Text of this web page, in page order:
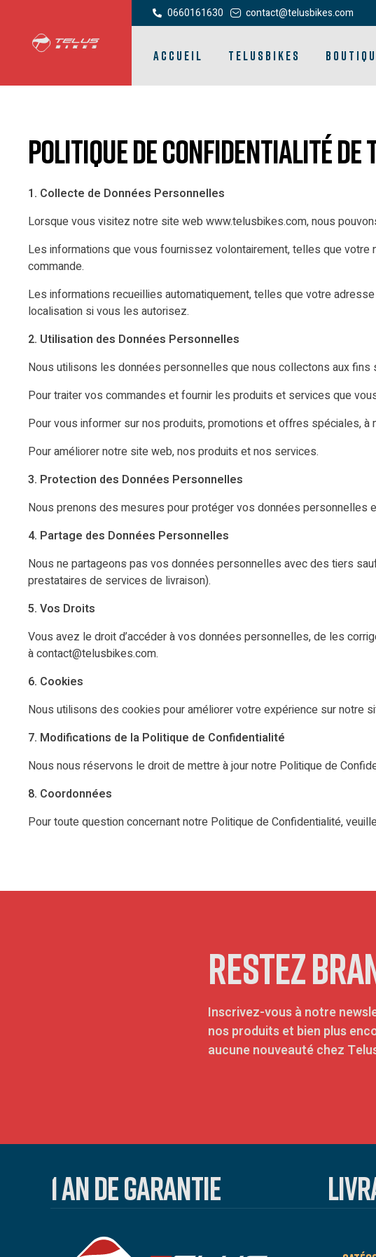
0660161630 contact@telusbikes.com
ACCUEIL TELUSBIKES
Politique de Confidentialité de
1. Collecte de Données Personnelles
Lorsque vous visitez notre site web www.telusbikes.com, nous
Les informations que vous fournissez volontairement, telles que
commande.
Les informations recueillies automatiquement, telles que votre
localisation si vous les autorisez.
2. Utilisation des Données Personnelles
Nous utilisons les données personnelles que nous collectons aux fins
Pour traiter vos commandes et fournir les produits et services que
Pour vous informer sur nos produits, promotions et offres spéciales,
Pour améliorer notre site web, nos produits et nos services.
3. Protection des Données Personnelles
Nous prenons des mesures pour protéger vos données
4. Partage des Données Personnelles
Nous ne partageons pas vos données personnelles avec des tiers
prestataires de services de livraison).
5. Vos Droits
Vous avez le droit d’accéder à vos données personnelles, de les
à contact@telusbikes.com.
6. Cookies
Nous utilisons des cookies pour améliorer votre expérience sur notre
7. Modifications de la Politique de Confidentialité
Nous nous réservons le droit de mettre à jour notre Politique de
8. Coordonnées
Pour toute question concernant notre Politique de Confidentialité,
RESTEZ
Inscrivez-vous à notre
nos produits et bien plus
aucune nouveauté chez
1 AN DE GARANTIE